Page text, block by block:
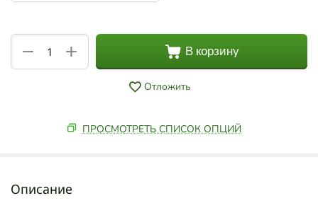
+
− В корзину
Отложить
ПРОСМОТРЕТЬ СПИСОК ОПЦИЙ
Описание